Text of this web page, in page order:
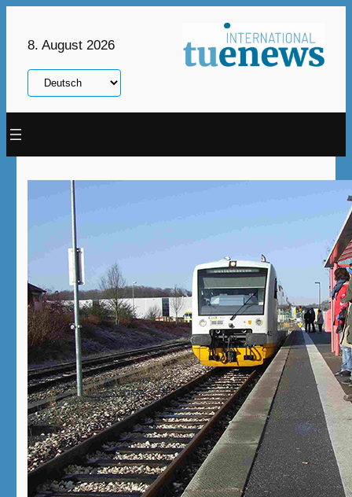
8. August 2026
Sprache
auswählen